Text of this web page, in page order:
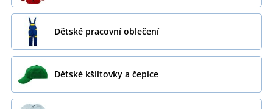
Dětské pracovní oblečení
Dětské kšiltovky a čepice